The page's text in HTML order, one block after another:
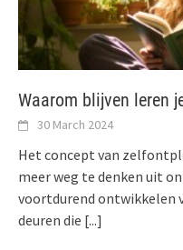
Waarom blijven leren
30 March 2024
Het concept van
meer weg te denken uit
voortdurend ontwikkelen
deuren die [...]